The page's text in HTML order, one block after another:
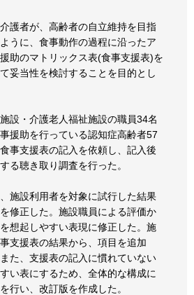
護者が、高齢者の自立維持を目指
うに、食事動作の過程に沿ったア
助のマトリックス表(食事支援表)を
妥当性を検討することを目的とし
設・介護老人福祉施設の職員34名
援助を行っている認知症高齢者57
事支援表の記入を依頼し、記入後
る聴き取り調査を行った。
施設利用者を対象に試行した結果
修正した。施設職員による評価か
想起しやすい表現に修正した。施
支援表の結果から、項目を追加
た、支援表の記入に慣れていない
い表にするため、全体的な構成に
行い、改訂版を作成した。